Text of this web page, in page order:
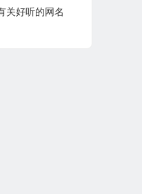
关好听的网名